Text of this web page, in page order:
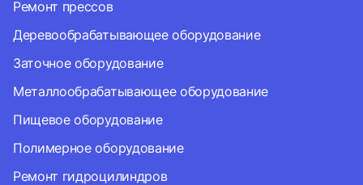
Ремонт прессов
Деревообрабатывающее оборудование
Заточное оборудование
Металлообрабатывающее оборудование
Пищевое оборудование
Полимерное оборудование
Ремонт гидроцилиндров